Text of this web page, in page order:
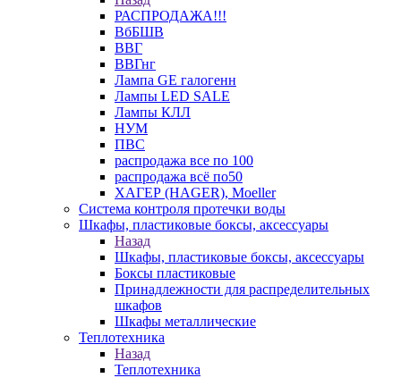
РАСПРОДАЖА!!!
ВбБШВ
ВВГ
ВВГнг
Лампа GE галогенн
Лампы LED SALE
Лампы КЛЛ
НУМ
ПВС
распродажа все по 100
распродажа всё по50
ХАГЕР (HAGER), Moeller
Система контроля протечки воды
Шкафы, пластиковые боксы, аксессуары
Назад
Шкафы, пластиковые боксы, аксессуары
Боксы пластиковые
Принадлежности для распределительных
шкафов
Шкафы металлические
Теплотехника
Назад
Теплотехника